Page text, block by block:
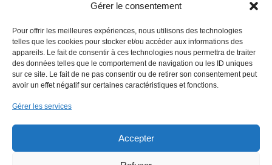
Gérer le consentement
Pour offrir les meilleures expériences, nous utilisons des technologies
telles que les cookies pour stocker et/ou accéder aux informations des
appareils. Le fait de consentir à ces technologies nous permettra de traiter
des données telles que le comportement de navigation ou les ID uniques
sur ce site. Le fait de ne pas consentir ou de retirer son consentement peut
avoir un effet négatif sur certaines caractéristiques et fonctions.
Gérer les services
Accepter
Commentaires et trackbacks clos.